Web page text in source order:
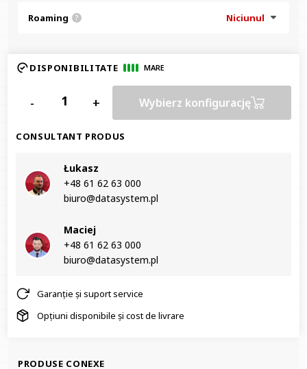
Roaming ? Niciunul
DISPONIBILITATE MARE
- + Wybierz konfigurację
CONSULTANT PRODUS
Łukasz
+48 61 62 63 000‬
biuro@datasystem.pl
Maciej
+48 61 62 63 000‬
biuro@datasystem.pl
Garanție și suport service
Opțiuni disponibile și cost de livrare
PRODUSE CONEXE